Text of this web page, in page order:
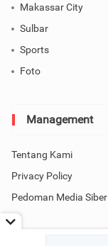
Makassar City
Sulbar
Sports
Foto
Management
Tentang Kami
Privacy Policy
Pedoman Media Siber